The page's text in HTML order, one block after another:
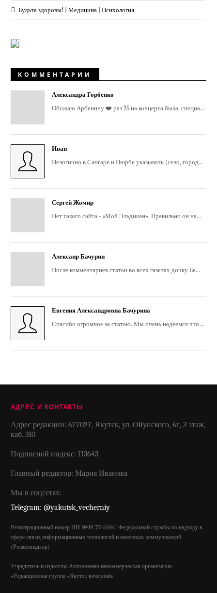
Будьте здоровы! | Медицина | Психология
КОММЕНТАРИИ
Александра Горбенко
Обожаю Арбенину ❤️ раз 25 на концерта была, специа...
Иван
Нелогично в Сангаре и Нюрбе указывать (село, город...
Сергей Жомир
Нет такого сайта - «Мой Эльдикан». Правильно он на...
Алексанр Бачурин
После комментариев статьи во всех газетах дочку Ба...
Евгения Александровна Бачурина
Спасибо огромное за статью. Мы очень надеемся что ...
АДРЕС И КОНТАКТЫ
Адрес редакции: 677027, Якутск, ул. Ойунского, 6г, 3 этаж,
каб. 310
Подписной индекс: П3643
Главный редактор: Мария Иванова
Мы в соцсетях:
Telegram: @yakutsk_vecherniy
Регистрационный номер ПИ №ФС77-54941 Федеральной службы по надзору в
сфере связи, информационных технологий и массовых коммуникаций
(Роскомнадзор)
Учредитель и издатель: Автономная некоммерческая организация
«Редакционная группа «Якутск вечерний»